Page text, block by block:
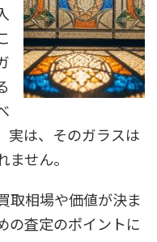
実は、そのガラスは
せん。
取相場や価値が決ま
の査定のポイントに